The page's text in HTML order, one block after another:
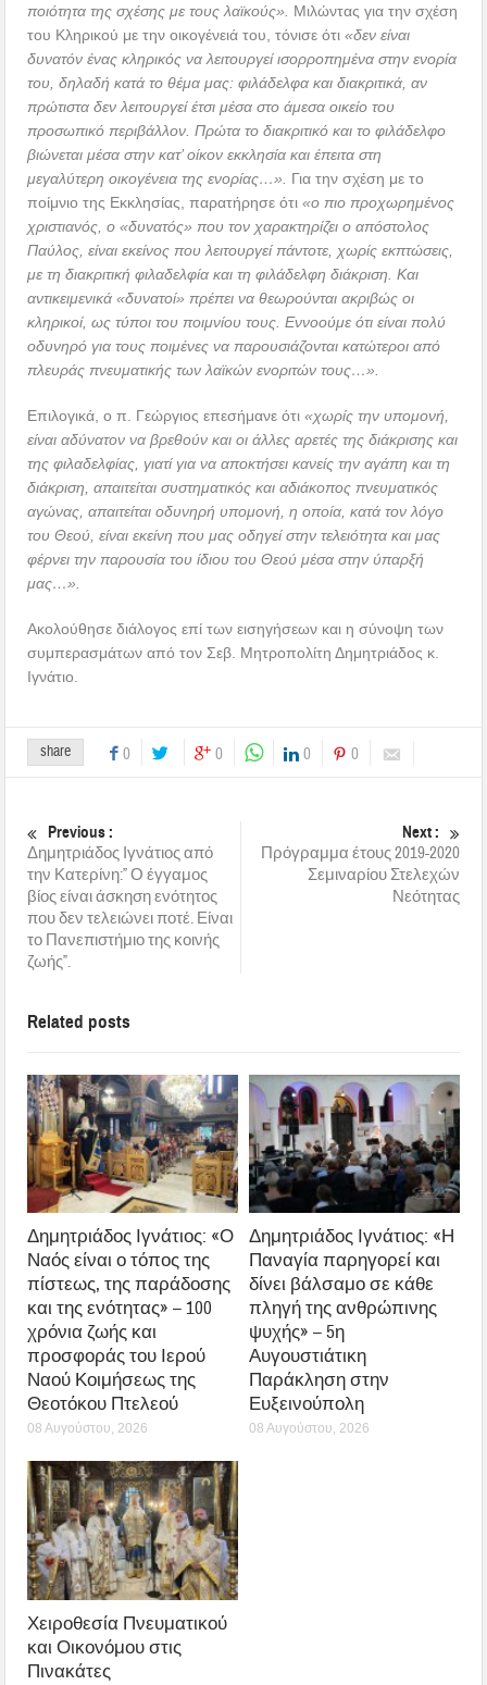
ποιότητα της σχέσης με τους λαϊκούς». Μιλώντας για την σχέση
του Κληρικού με την οικογένειά του, τόνισε ότι«δεν είναι
δυνατόν ένας κληρικός να λειτουργεί ισορροπημένα στην ενορία
του, δηλαδή κατά το θέμα μας: φιλάδελφα και διακριτικά, αν
πρώτιστα δεν λειτουργεί έτσι μέσα στο άμεσα οικείο του
προσωπικό περιβάλλον. Πρώτα το διακριτικό και το φιλάδελφο
βιώνεται μέσα στην κατ’ οίκον εκκλησία και έπειτα στη
μεγαλύτερη οικογένεια της ενορίας…».
Για την σχέση με το
ποίμνιο της Εκκλησίας, παρατήρησε ότι«ο πιο προχωρημένος
χριστιανός, ο «δυνατός» που τον χαρακτηρίζει ο απόστολος
Παύλος, είναι εκείνος που λειτουργεί πάντοτε, χωρίς εκπτώσεις,
με τη διακριτική φιλαδελφία και τη φιλάδελφη διάκριση. Και
αντικειμενικά «δυνατοί» πρέπει να θεωρούνται ακριβώς οι
κληρικοί, ως τύποι του ποιμνίου τους. Εννοούμε ότι είναι πολύ
οδυνηρό για τους ποιμένες να παρουσιάζονται κατώτεροι από
πλευράς πνευματικής των λαϊκών ενοριτών τους…».
Επιλογικά, ο π. Γεώργιος επεσήμανε ότι«χωρίς την υπομονή,
είναι αδύνατον να βρεθούν και οι άλλες αρετές της διάκρισης και
της φιλαδελφίας, γιατί για να αποκτήσει κανείς την αγάπη και τη
διάκριση, απαιτείται συστηματικός και αδιάκοπος πνευματικός
αγώνας, απαιτείται οδυνηρή υπομονή, η οποία, κατά τον λόγο
του Θεού, είναι εκείνη που μας οδηγεί στην τελειότητα και μας
φέρνει την παρουσία του ίδιου του Θεού μέσα στην ύπαρξή
μας…».
Ακολούθησε διάλογος επί των εισηγήσεων και η σύνοψη των
συμπερασμάτων από τον Σεβ. Μητροπολίτη Δημητριάδος κ.
Ιγνάτιο.
share 0 0 0 0
Previous :
Δημητριάδος Ιγνάτιος από
την Κατερίνη:” Ο έγγαμος
βίος είναι άσκηση ενότητος
που δεν τελειώνει ποτέ. Είναι
το Πανεπιστήμιο της κοινής
ζωής”.
Next :
Πρόγραμμα έτους 2019-2020
Σεμιναρίου Στελεχών
Νεότητας
Related posts
Δημητριάδος Ιγνάτιος: «Ο
Ναός είναι ο τόπος της
πίστεως, της παράδοσης
και της ενότητας» – 100
χρόνια ζωής και
προσφοράς του Ιερού
Ναού Κοιμήσεως της
Θεοτόκου Πτελεού
08 Αυγούστου, 2026
Δημητριάδος Ιγνάτιος: «Η
Παναγία παρηγορεί και
δίνει βάλσαμο σε κάθε
πληγή της ανθρώπινης
ψυχής» – 5η
Αυγουστιάτικη
Παράκληση στην
Ευξεινούπολη
08 Αυγούστου, 2026
Χειροθεσία Πνευματικού
και Οικονόμου στις
Πινακάτες